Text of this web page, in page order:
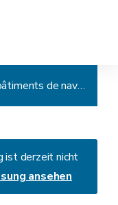
(Loi sur la sécurité des bâtiments de navigation – Loi du 22 janvier 2007, art. 2)
ist derzeit nicht
ansehen